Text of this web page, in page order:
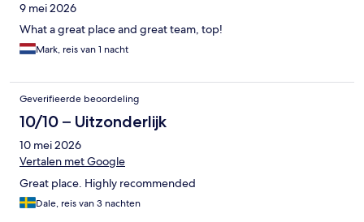
9 mei 2026
What a great place and great team, top!
Mark, reis van 1 nacht
Geverifieerde beoordeling
10/10 – Uitzonderlijk
10 mei 2026
Vertalen met Google
Great place. Highly recommended
Dale, reis van 3 nachten